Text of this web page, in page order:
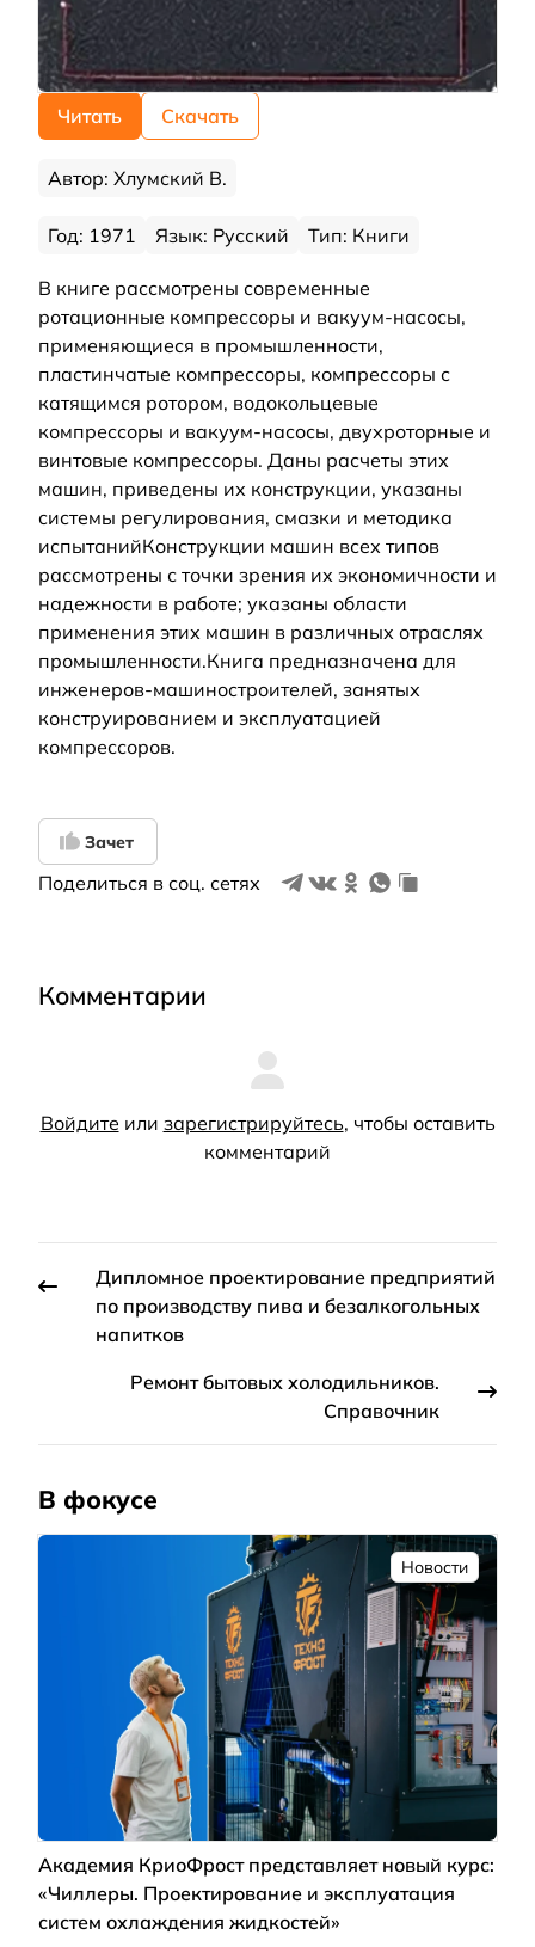
Читать Скачать
Автор: Хлумский В.
Год: 1971 Язык: Русский Тип: Книги
В книге рассмотрены современные
ротационные компрессоры и вакуум-насосы,
применяющиеся в промышленности,
пластинчатые компрессоры, компрессоры с
катящимся ротором, водокольцевые
компрессоры и вакуум-насосы, двухроторные и
винтовые компрессоры. Даны расчеты этих
машин, приведены их конструкции, указаны
системы регулирования, смазки и методика
испытанийКонструкции машин всех типов
рассмотрены с точки зрения их экономичности и
надежности в работе; указаны области
применения этих машин в различных отраслях
промышленности.Книга предназначена для
инженеров-машиностроителей, занятых
конструированием и эксплуатацией
компрессоров.
Зачет
Поделиться в соц. сетях
Комментарии
Войдите или зарегистрируйтесь, чтобы оставить
комментарий
Дипломное проектирование предприятий
по производству пива и безалкогольных
напитков
Ремонт бытовых холодильников.
Справочник
В фокусе
Новости
Академия КриоФрост представляет новый курс:
«Чиллеры. Проектирование и эксплуатация
систем охлаждения жидкостей»